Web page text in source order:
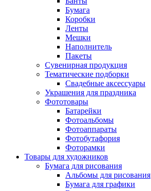
Бумага
Коробки
Ленты
Мешки
Наполнитель
Пакеты
Сувенирная продукция
Тематические подборки
Свадебные аксессуары
Украшения для праздника
Фототовары
Батарейки
Фотоальбомы
Фотоаппараты
Фотобутафория
Фоторамки
Товары для художников
Бумага для рисования
Альбомы для рисования
Бумага для графики